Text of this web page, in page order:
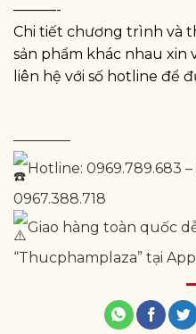
———-
Chi tiết chương trình và
sản phẩm khác nhau xin
liên hệ với số hotline để
————
Hotline: 0969.789.683
0967.388.718
Giao hàng toàn quốc
“Thucphamplaza” tại